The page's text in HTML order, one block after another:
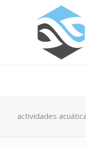
actividades